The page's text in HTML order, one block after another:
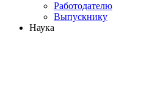
Работодателю
Выпускнику
Наука